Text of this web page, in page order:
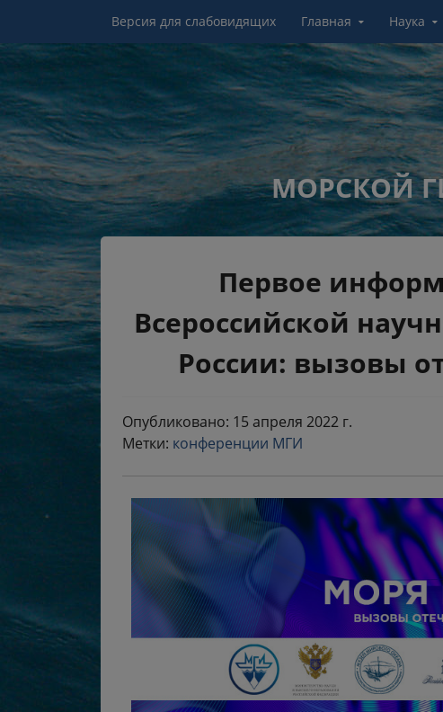
Версия для слабовидящих Главная Наука
МОРСКОЙ
Первое
Всероссийской
России: вызовы
Опубликовано: 15 апреля 2022 г.
Метки: конференции МГИ